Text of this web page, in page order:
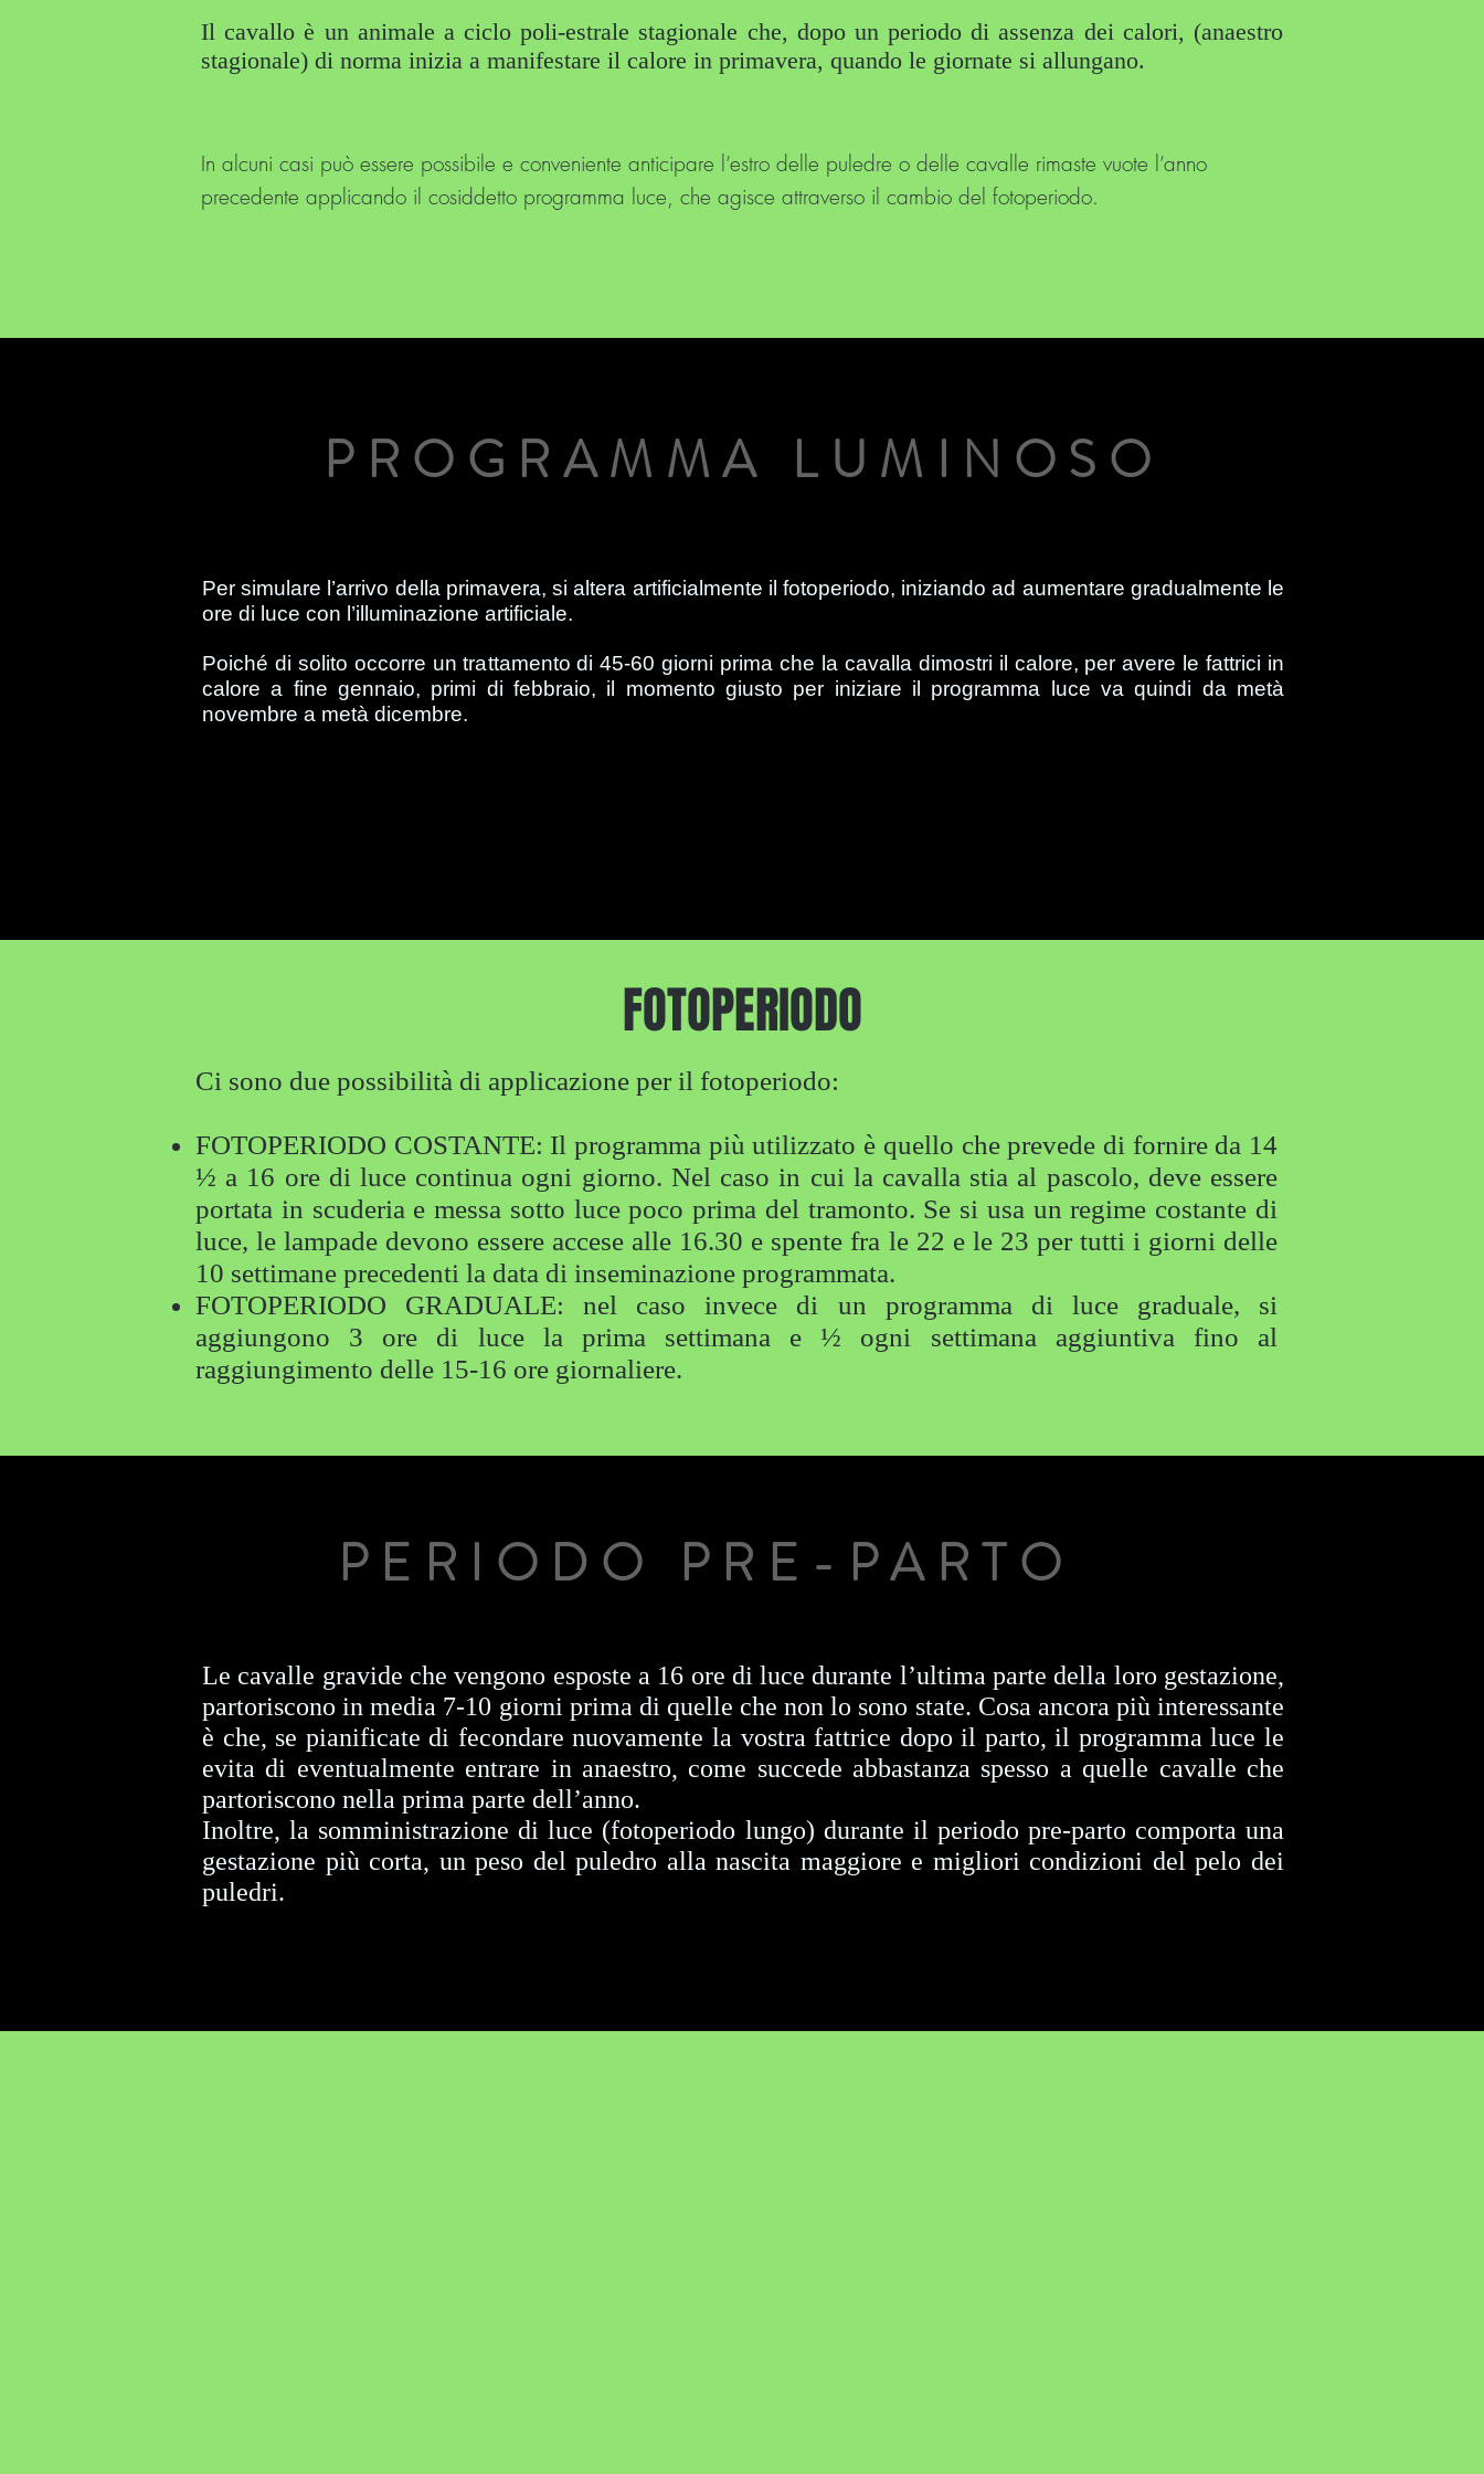
Il cavallo è un animale a ciclo poli-estrale stagionale che, dopo un periodo di assenza dei calori, (anaestro
stagionale) di norma inizia a manifestare il calore in primavera, quando le giornate si allungano.
In alcuni casi può essere possibile e conveniente anticipare l’estro delle puledre o delle cavalle rimaste vuote l’anno
precedente applicando il cosiddetto programma luce, che agisce attraverso il cambio del fotoperiodo.
PROGRAMMA LUMINOSO
Per simulare l’arrivo della primavera, si altera artificialmente il fotoperiodo, iniziando ad aumentare gradualmente le
ore di luce con l’illuminazione artificiale.
Poiché di solito occorre un trattamento di 45-60 giorni prima che la cavalla dimostri il calore, per avere le fattrici in
calore a fine gennaio, primi di febbraio, il momento giusto per iniziare il programma luce va quindi da metà
novembre a metà dicembre.
FOTOPERIODO
Ci sono due possibilità di applicazione per il fotoperiodo:
FOTOPERIODO COSTANTE: Il programma più utilizzato è quello che prevede di fornire da 14
½ a 16 ore di luce continua ogni giorno. Nel caso in cui la cavalla stia al pascolo, deve essere
portata in scuderia e messa sotto luce poco prima del tramonto. Se si usa un regime costante di
luce, le lampade devono essere accese alle 16.30 e spente fra le 22 e le 23 per tutti i giorni delle
10 settimane precedenti la data di inseminazione programmata.
FOTOPERIODO GRADUALE: nel caso invece di un programma di luce graduale, si
aggiungono 3 ore di luce la prima settimana e ½ ogni settimana aggiuntiva fino al
raggiungimento delle 15-16 ore giornaliere.
PERIODO PRE-PARTO
Le cavalle gravide che vengono esposte a 16 ore di luce durante l’ultima parte della loro gestazione,
partoriscono in media 7-10 giorni prima di quelle che non lo sono state. Cosa ancora più interessante
è che, se pianificate di fecondare nuovamente la vostra fattrice dopo il parto, il programma luce le
evita di eventualmente entrare in anaestro, come succede abbastanza spesso a quelle cavalle che
partoriscono nella prima parte dell’anno.
Inoltre, la somministrazione di luce (fotoperiodo lungo) durante il periodo pre-parto comporta una
gestazione più corta, un peso del puledro alla nascita maggiore e migliori condizioni del pelo dei
puledri.